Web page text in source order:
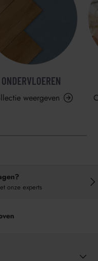
ONDERVLOEREN
weergeven
onze experts